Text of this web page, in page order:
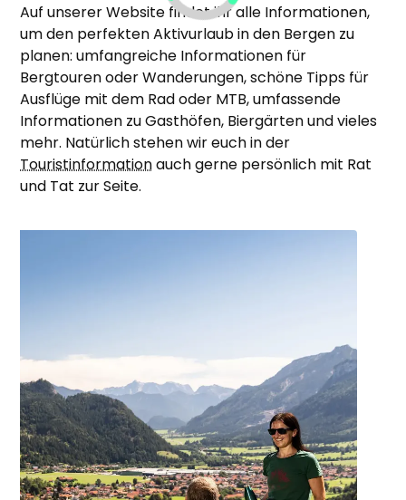
Auf unserer Website findet ihr alle Informationen,
um den perfekten Aktivurlaub in den Bergen zu
planen: umfangreiche Informationen für
Bergtouren oder Wanderungen, schöne Tipps für
Ausflüge mit dem Rad oder MTB, umfassende
Informationen zu Gasthöfen, Biergärten und vieles
mehr. Natürlich stehen wir euch in der
Touristinformationauch gerne persönlich mit Rat
und Tat zur Seite.